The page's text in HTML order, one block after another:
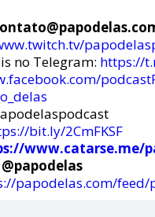
no Telegram: https://
bit.ly/2CmFKSF
www.catarse.me/
@papodelas
papodelas.com/feed/